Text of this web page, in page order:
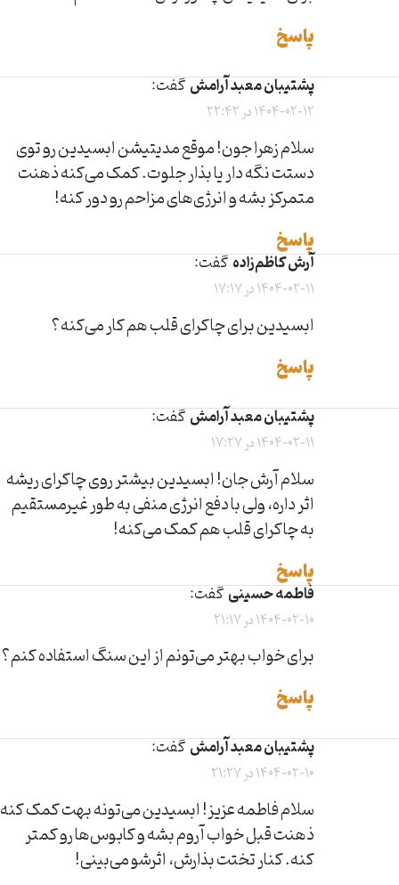
پاسخ
پشتیبان معبد آرامشگفت:
1404-02-12 در 22:42
سلام زهرا جون! موقع مدیتیشن ابسیدین رو توی
دستت نگه دار یا بذار جلوت. کمک می‌کنه ذهنت
متمرکز بشه و انرژی‌های مزاحم رو دور کنه!
پاسخ
آرش کاظم‌زادهگفت:
1404-02-11 در 17:17
ابسیدین برای چاکرای قلب هم کار می‌کنه؟
پاسخ
پشتیبان معبد آرامشگفت:
1404-02-11 در 17:27
سلام آرش جان! ابسیدین بیشتر روی چاکرای ریشه
اثر داره، ولی با دفع انرژی منفی به طور غیرمستقیم
به چاکرای قلب هم کمک می‌کنه!
پاسخ
فاطمه حسینیگفت:
1404-02-10 در 21:17
برای خواب بهتر می‌تونم از این سنگ استفاده کنم؟
پاسخ
پشتیبان معبد آرامشگفت:
1404-02-10 در 21:27
سلام فاطمه عزیز! ابسیدین می‌تونه بهت کمک کنه
ذهنت قبل خواب آروم بشه و کابوس‌ها رو کمتر
کنه. کنار تختت بذارش، اثرشو می‌بینی!